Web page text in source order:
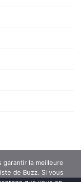
garantir la meilleure
de Buzz. Si vous